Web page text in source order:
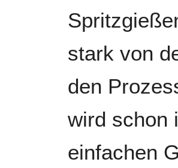
stark von
den
wird schon
einfachen